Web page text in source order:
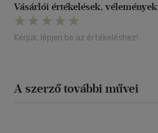
Vásárlói értékelések, vélemények
Kérjük, lépjen be az értékeléshez!
A szerző további művei